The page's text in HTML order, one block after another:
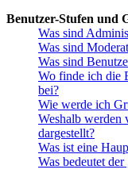
Benutzer-Stufen und
Was sind
Was sind
Was sind
Wo finde ich die
bei?
Wie werde ich
Weshalb werden
dargestellt?
Was ist eine
Was bedeutet